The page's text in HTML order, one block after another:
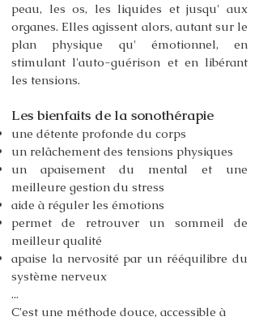
peau, les os, les liquides et jusqu' aux
organes. Elles agissent alors, autant sur le
plan physique qu' émotionnel, en
stimulant l'auto-guérison et en libérant
les tensions.
Les bienfaits de la sonothérapie
une détente profonde du corps
un relâchement des tensions physiques
un apaisement du mental et une
meilleure gestion du stress
aide à réguler les émotions
permet de retrouver un sommeil de
meilleur qualité
apaise la nervosité par un rééquilibre du
système nerveux
​...
C'est une méthode douce, accessible à